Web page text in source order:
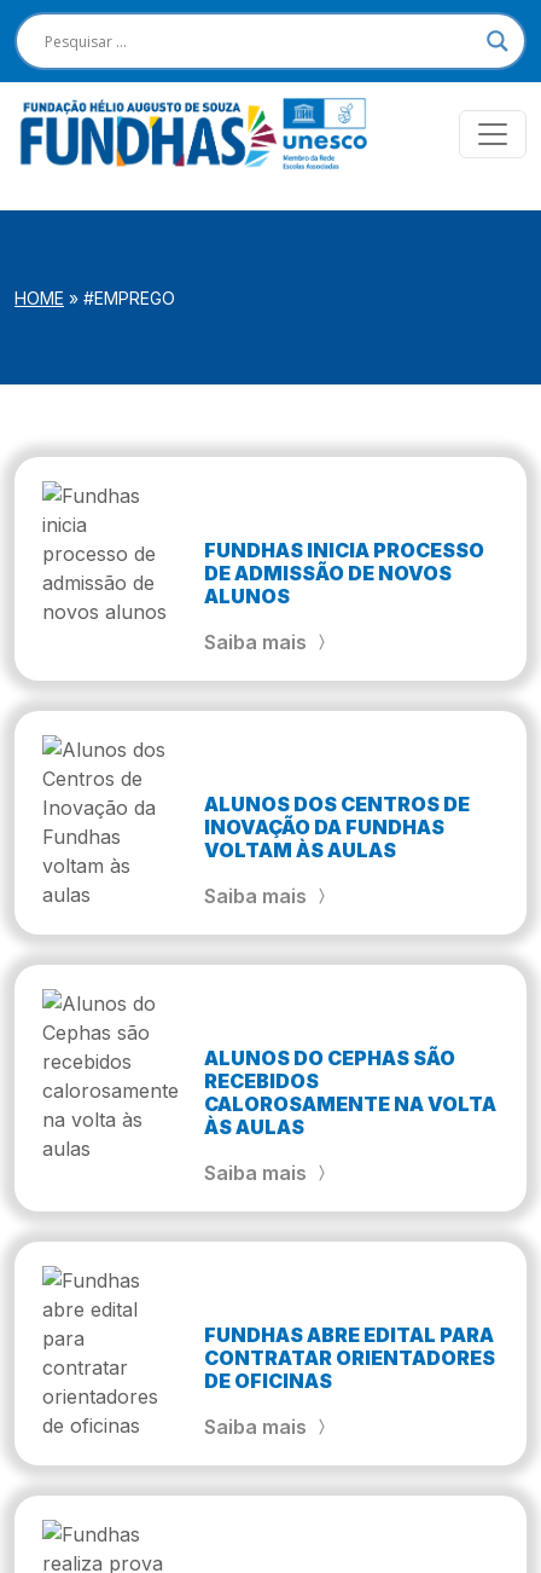
HOME » #EMPREGO
FUNDHAS INICIA PROCESSO
DE ADMISSÃO DE NOVOS
ALUNOS
Saiba mais
ALUNOS DOS CENTROS DE
INOVAÇÃO DA FUNDHAS
VOLTAM ÀS AULAS
Saiba mais
ALUNOS DO CEPHAS SÃO
RECEBIDOS
CALOROSAMENTE NA VOLTA
ÀS AULAS
Saiba mais
FUNDHAS ABRE EDITAL PARA
CONTRATAR ORIENTADORES
DE OFICINAS
Saiba mais